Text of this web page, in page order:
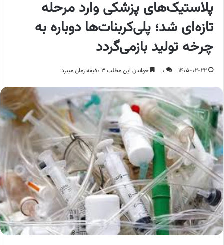
پلاستیک‌های پزشکی وارد مرحله
تازه‌ای شد؛ پلی‌کربنات‌ها دوباره به
چرخه تولید بازمی‌گردد
1405-02-22
0 خواندن این مطلب 3 دقیقه زمان میبرد